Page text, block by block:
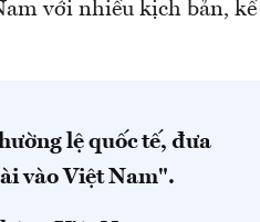
với nhiều kịch bản, kế
lệ quốc tế, đưa
vào Việt Nam".